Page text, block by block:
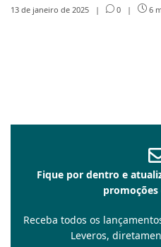
13 de janeiro de 2025 | 0 | 6
Fique por dentro e
promoções
Receba todos os
Leveros,